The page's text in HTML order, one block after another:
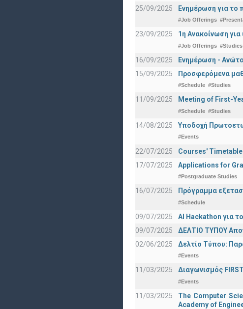
25/09/2025
Ενημέρωση για το
#Job Offerings
23/09/2025 1η Ανακοίνωση
#Job Offerings #Studies
16/09/2025
Ενημέρωση -
15/09/2025
Προσφερόμενα
#Schedule #Studies
11/09/2025 Meeting of First-
#Schedule #Studies
14/08/2025 Υποδοχή
#Events
22/07/2025
Courses'
17/07/2025
Applications for
#Postgraduate Studies
16/07/2025 Πρόγραμμα
#Schedule
09/07/2025
AI Hackathon για
09/07/2025
ΔΕΛΤΙΟ ΤΥΠΟΥ
02/06/2025
Δελτίο Τύπου:
#Events
11/03/2025 Διαγωνισμός
#Events
11/03/2025
The Computer
Academy of